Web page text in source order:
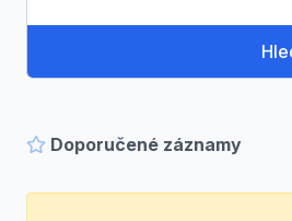
Doporučené záznamy